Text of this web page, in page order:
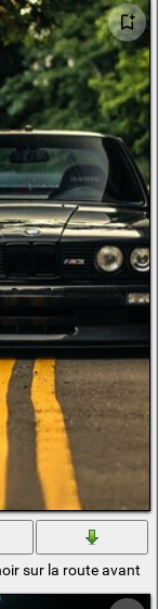
sur la route avant